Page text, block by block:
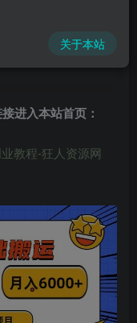
进入本站首页 ：
教程-狂人资源网
关于本站